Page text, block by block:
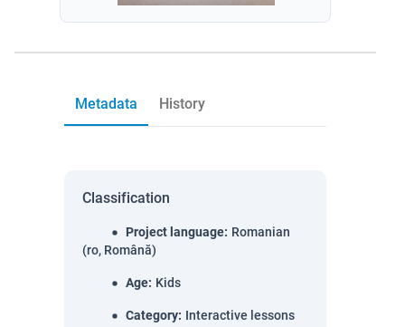
Metadata History
Classification
Project language: Romanian
(ro, Română)
Age: Kids
Category: Interactive lessons